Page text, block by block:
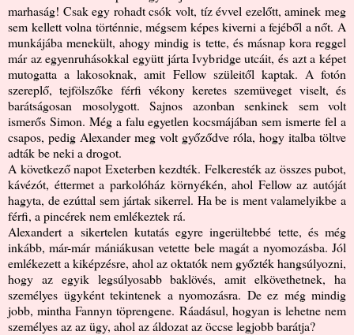
marhaság! Csak egy rohadt csók volt, tíz évvel ezelőtt, aminek meg
sem kellett volna történnie, mégsem képes kiverni a fejéből a nőt. A
munkájába menekült, ahogy mindig is tette, és másnap kora reggel
már az egyenruhásokkal együtt járta Ivybridge utcáit, és azt a képet
mutogatta a lakosoknak, amit Fellow szüleitől kaptak. A fotón
szereplő, tejfölszőke férfi vékony keretes szemüveget viselt, és
barátságosan mosolygott. Sajnos azonban senkinek sem volt
ismerős Simon. Még a falu egyetlen kocsmájában sem ismerte fel a
csapos, pedig Alexander meg volt győződve róla, hogy italba töltve
adták be neki a drogot.
A következő napot Exeterben kezdték. Felkeresték az összes pubot,
kávézót, éttermet a parkolóház környékén, ahol Fellow az autóját
hagyta, de ezúttal sem jártak sikerrel. Ha be is ment valamelyikbe a
férfi, a pincérek nem emlékeztek rá.
Alexandert a sikertelen kutatás egyre ingerültebbé tette, és még
inkább, már-már mániákusan vetette bele magát a nyomozásba. Jól
emlékezett a kiképzésre, ahol az oktatók nem győzték hangsúlyozni,
hogy az egyik legsúlyosabb baklövés, amit elkövethetnek, ha
személyes ügyként tekintenek a nyomozásra. De ez még mindig
jobb, mintha Fannyn töprengene. Ráadásul, hogyan is lehetne nem
személyes az az ügy, ahol az áldozat az öccse legjobb barátja?